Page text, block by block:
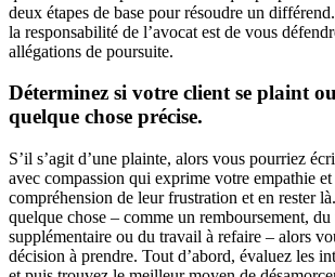
deux étapes de base pour résoudre un
la responsabilité de l’avocat est de vous
allégations de poursuite.
Déterminez si votre client se plaint
quelque chose précise.
S’il s’agit d’une plainte, alors vous pourriez
avec compassion qui exprime votre empathie
compréhension de leur frustration et en rester
quelque chose – comme un remboursement,
supplémentaire ou du travail à refaire – alors
décision à prendre. Tout d’abord, évaluez les